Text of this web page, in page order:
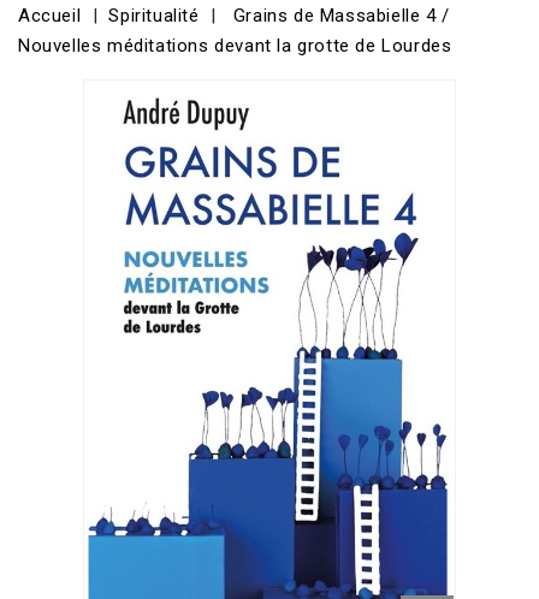
Accueil Spiritualité
Grains de Massabielle 4 /
Nouvelles méditations devant la grotte de Lourdes